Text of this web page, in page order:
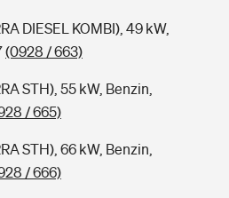
DIESEL KOMBI), 49 kW,
(0928 / 663)
STH), 55 kW, Benzin,
/ 665)
STH), 66 kW, Benzin,
/ 666)